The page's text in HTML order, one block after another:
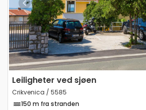
Previous
Leiligheter ved sjøen
Crikvenica / 5585
150 m fra stranden